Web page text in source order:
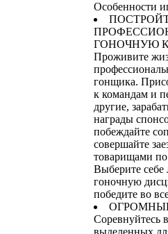
Особенности
ГОНОЧНУЮ
Проживите
гонщика.
к командам и
другие,
награды
побеждайте
совершайте
товарищами
Выберите
гоночную
победите во
Соревнуйтесь